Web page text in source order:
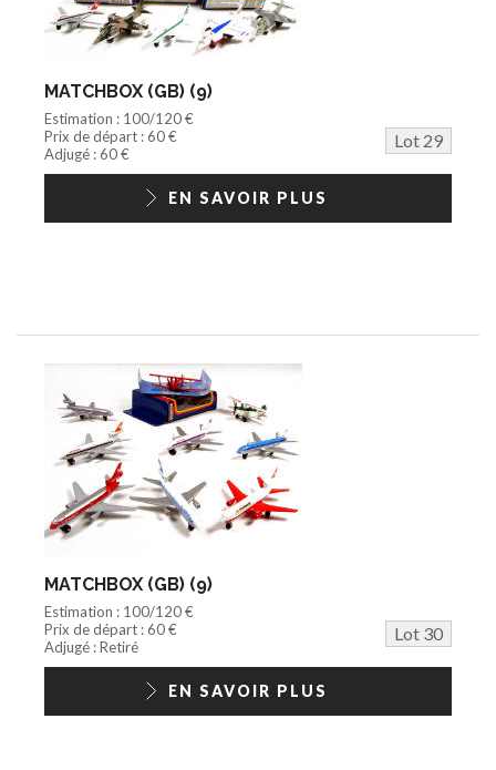
MATCHBOX (GB) (9)
Estimation : 100/120 €
Prix de départ : 60 €
Lot 29
Adjugé : 60 €
EN SAVOIR PLUS
MATCHBOX (GB) (9)
Estimation : 100/120 €
Prix de départ : 60 €
Lot 30
Adjugé : Retiré
EN SAVOIR PLUS